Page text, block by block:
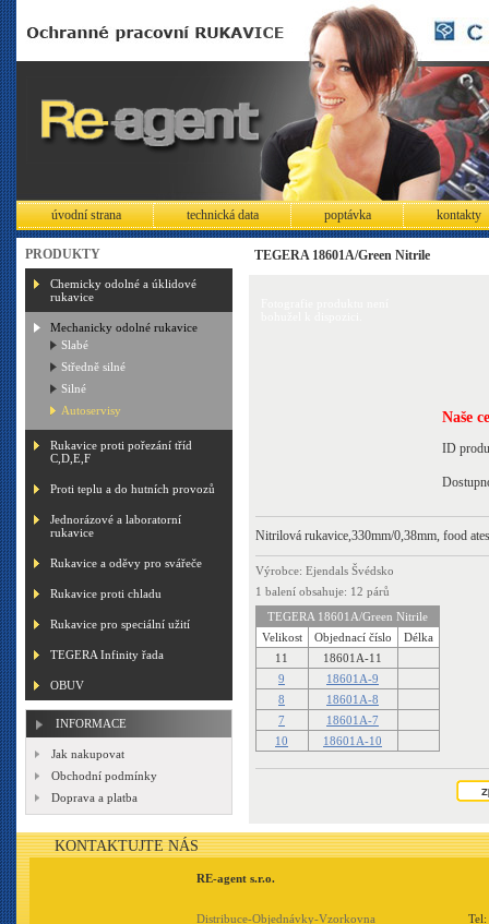
úvodní strana technická data poptávka kontakty
PRODUKTY
Chemicky odolné a úklidové
rukavice
Mechanicky odolné rukavice
Slabé
Středně silné
Silné
Autoservisy
Rukavice proti pořezání tříd
C,D,E,F
Proti teplu a do hutních provozů
Jednorázové a laboratorní
rukavice
Rukavice a oděvy pro svářeče
Rukavice proti chladu
Rukavice pro speciální užití
TEGERA Infinity řada
OBUV
INFORMACE
Jak nakupovat
Obchodní podmínky
Doprava a platba
TEGERA 18601A/Green Nitrile
Naše
ID
Nitrilová rukavice,330mm/0,38mm, food
Výrobce: Ejendals Švédsko
1 balení obsahuje: 12 párů
TEGERA 18601A/Green Nitrile
Velikost
Objednací číslo
Délka
11
18601A-11
9
18601A-9
8
18601A-8
7
18601A-7
10
18601A-10
KONTAKTUJTE NÁS
RE-agent s.r.o.
Distribuce-Objednávky-Vzorkovna